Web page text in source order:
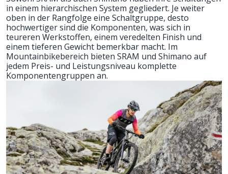
in einem hierarchischen System gegliedert. Je weiter
oben in der Rangfolge eine Schaltgruppe, desto
hochwertiger sind die Komponenten, was sich in
teureren Werkstoffen, einem veredelten Finish und
einem tieferen Gewicht bemerkbar macht. Im
Mountainbikebereich bieten SRAM und Shimano auf
jedem Preis- und Leistungsniveau komplette
Komponentengruppen an.